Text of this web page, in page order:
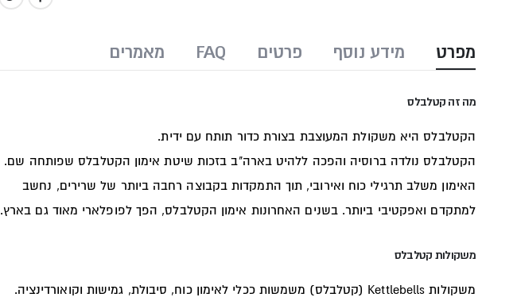
מפרט
מה זה קטלבלס
הקטלבלס היא משקולת המעוצבת בצורת כדור תותח עם ידית.
הקטלבלס נולדה ברוסיה והפכה ללהיט בארה"ב בזכות שיטת אימון הקטלבלס שפותחה שם.
האימון משלב תרגילי כוח ואירובי, תוך התמקדות בקבוצה רחבה ביותר של שרירים, נחשב
למתקדם ואפקטיבי ביותר. בשנים האחרונות אימון הקטלבלס, הפך לפופלארי מאוד גם בארץ.
משקולות קטלבלס
משקולות Kettlebells (קטלבלס) משמשות ככלי לאימון כוח, סיבולת, גמישות וקואורדינציה.
מידע נוסף פרטים FAQ מאמרים